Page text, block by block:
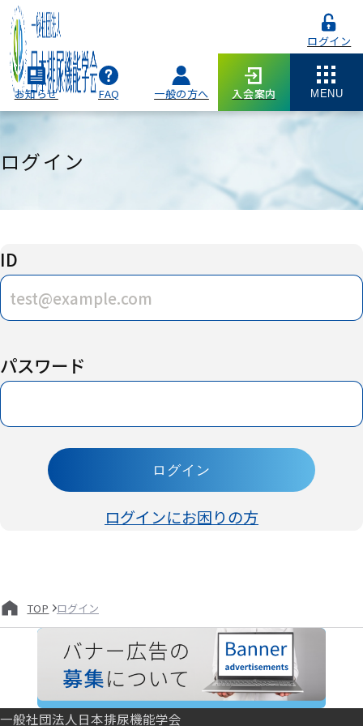
ログイン
お知らせ FAQ 一般の方へ 入会案内 MENU
ログイン
ID
パスワード
ログイン
ログインにお困りの方
TOP ログイン
一般社団法人日本排尿機能学会